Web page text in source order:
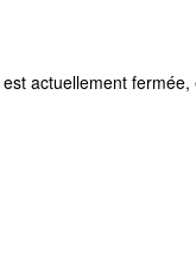
actuellement